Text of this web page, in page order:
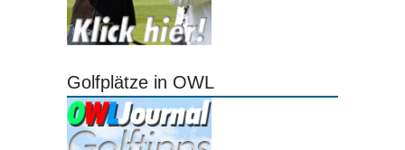
Golfplätze in OWL